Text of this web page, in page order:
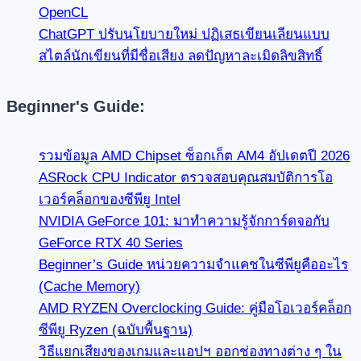
OpenCL
ChatGPT ปรับนโยบายใหม่ ปฏิเสธเขียนเลียนแบบ
สไตล์นักเขียนที่มีชื่อเสียง ลดปัญหาละเมิดลิขสิทธิ์
Beginner's Guide:
รวมข้อมูล AMD Chipset ซ็อกเก็ต AM4 อัปเดตปี 2026
ASRock CPU Indicator ตรวจสอบคุณสมบัติการโอ
เวอร์คล็อกของซีพียู Intel
NVIDIA GeForce 101: มาทำความรู้จักการ์ดจอกับ
GeForce RTX 40 Series
Beginner’s Guide หน่วยความจำแคชในซีพียูคืออะไร
(Cache Memory)
AMD RYZEN Overclocking Guide: คู่มือโอเวอร์คล็อก
ซีพียู Ryzen (ฉบับพื้นฐาน)
วิธีแยกเสียงของเกมและแอปฯ ออกช่องทางต่าง ๆ ใน